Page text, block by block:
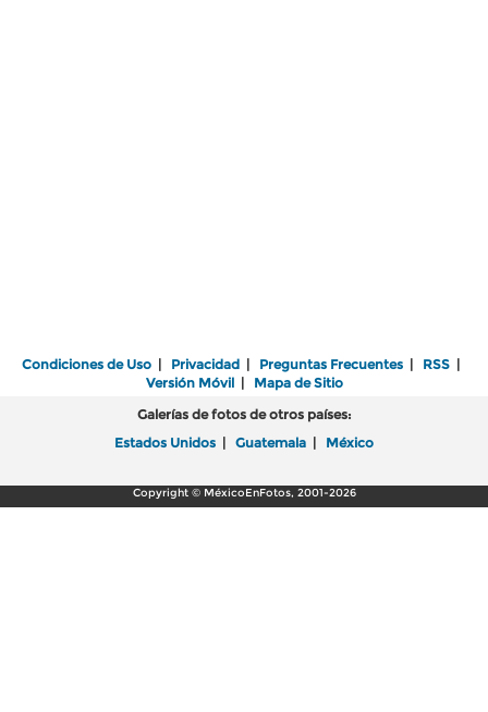
Condiciones de Uso | Privacidad | Preguntas Frecuentes | RSS |
Versión Móvil| Mapa de Sitio
Galerías de fotos de otros países:
Estados Unidos | Guatemala | México
Copyright © MéxicoEnFotos, 2001-2026